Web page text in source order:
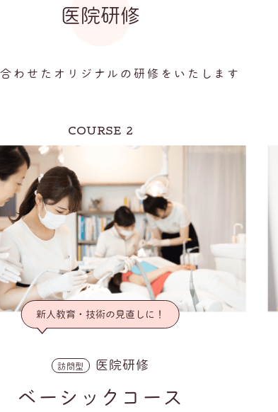
医院研修
わせたオリジナルの研修をいたします
COURSE 2
新人教育・技術の見直しに！
訪問型 医院研修
ベーシックコース